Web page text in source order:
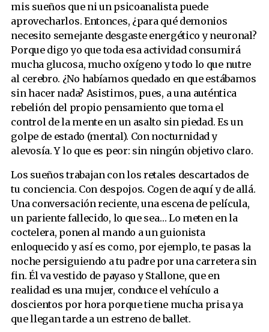
mis sueños que ni un psicoanalista puede
aprovecharlos. Entonces, ¿para qué demonios
necesito semejante desgaste energético y neuronal?
Porque digo yo que toda esa actividad consumirá
mucha glucosa, mucho oxígeno y todo lo que nutre
al cerebro. ¿No habíamos quedado en que estábamos
sin hacer nada? Asistimos, pues, a una auténtica
rebelión del propio pensamiento que toma el
control de la mente en un asalto sin piedad. Es un
golpe de estado (mental). Con nocturnidad y
alevosía. Y lo que es peor: sin ningún objetivo claro.
Los sueños trabajan con los retales descartados de
tu conciencia. Con despojos. Cogen de aquí y de allá.
Una conversación reciente, una escena de película,
un pariente fallecido, lo que sea… Lo meten en la
coctelera, ponen al mando a un guionista
enloquecido y así es como, por ejemplo, te pasas la
noche persiguiendo a tu padre por una carretera sin
fin. Él va vestido de payaso y Stallone, que en
realidad es una mujer, conduce el vehículo a
doscientos por hora porque tiene mucha prisa ya
que llegan tarde a un estreno de ballet.